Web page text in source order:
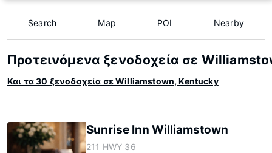
Search Map POI Nearby
Προτεινόμενα ξενοδοχεία σε
Και τα 30 ξενοδοχεία σε Williamstown, Kentucky
Sunrise Inn Williamstown
211 HWY 36